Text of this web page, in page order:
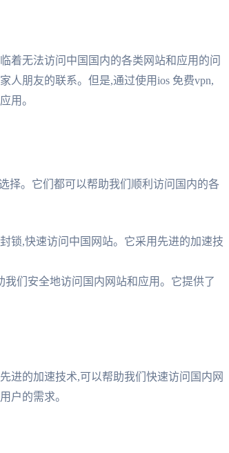
着无法访问中国国内的各类网站和应用的问
人朋友的联系。但是,通过使用ios 免费vpn,
用。
择。它们都可以帮助我们顺利访问国内的各
锁,快速访问中国网站。它采用先进的加速技
们安全地访问国内网站和应用。它提供了
进的加速技术,可以帮助我们快速访问国内网
户的需求。